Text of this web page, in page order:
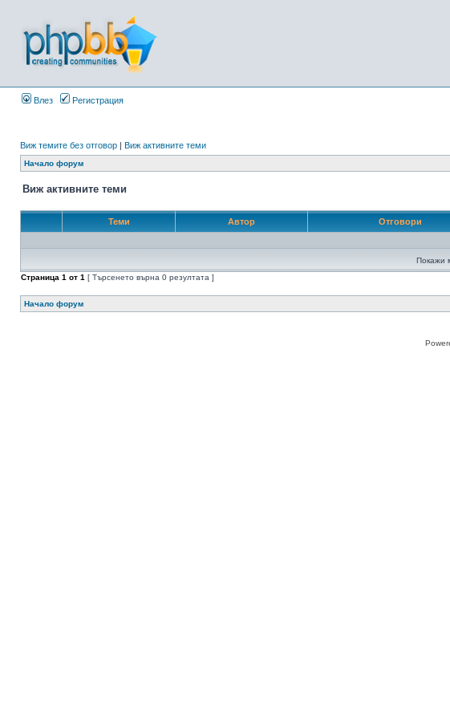
Влез Регистрация
Виж темите без отговор | Виж активните теми
Начало форум
Виж активните теми
Теми Автор Отговори
Покажи
Страница 1 от 1 [ Търсенето върна 0 резултата ]
Начало форум